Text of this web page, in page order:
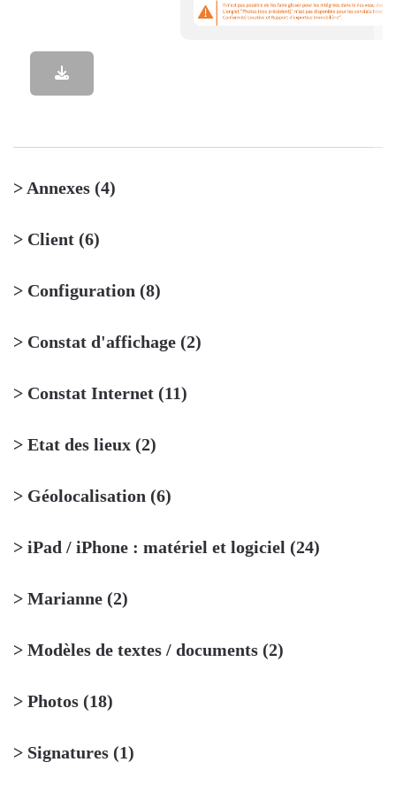
> Annexes (4)
> Client (6)
> Configuration (8)
> Constat d'affichage (2)
> Constat Internet (11)
> Etat des lieux (2)
> Géolocalisation (6)
> iPad / iPhone : matériel et logiciel (24)
> Marianne (2)
> Modèles de textes / documents (2)
> Photos (18)
> Signatures (1)